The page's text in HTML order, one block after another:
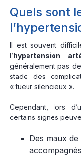
Quels sont
Il est souvent
l’hypertension
généralement pas
stade des
« tueur silencieux ».
Cependant, lors
certains signes
Des maux